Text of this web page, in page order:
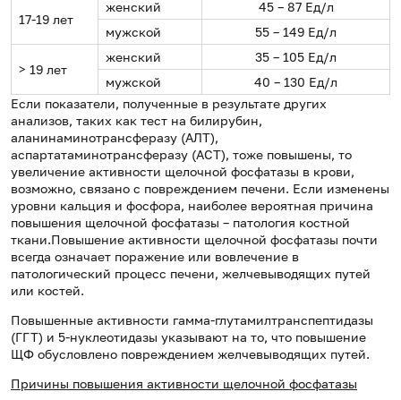
17-19 лет
женский
45 – 87 Ед/л
мужской
55 – 149 Ед/л
> 19 лет
женский
35 – 105 Ед/л
мужской
40 – 130 Ед/л
Если показатели, полученные в результате других
анализов, таких как тест на билирубин,
аланинаминотрансферазу (АЛТ),
аспартатаминотрансферазу (АСТ), тоже повышены, то
увеличение активности щелочной фосфатазы в крови,
возможно, связано с повреждением печени. Если изменены
уровни кальция и фосфора, наиболее вероятная причина
повышения щелочной фосфатазы – патология костной
ткани.Повышение активности щелочной фосфатазы почти
всегда означает поражение или вовлечение в
патологический процесс печени, желчевыводящих путей
или костей.
Повышенные активности гамма-глутамилтранспептидазы
(ГГТ) и 5-нуклеотидазы указывают на то, что повышение
ЩФ обусловлено повреждением желчевыводящих путей.
Причины повышения активности щелочной фосфатазы